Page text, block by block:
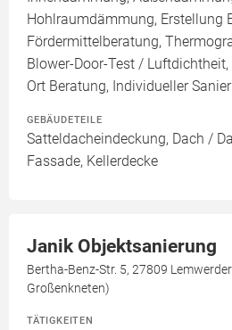
Hohlraumdämmung, Erstellung
Fördermittelberatung,
Blower-Door-Test /
Ort Beratung, Individueller
GEBÄUDETEILE
Satteldacheindeckung, Dach /
Fassade, Kellerdecke
Janik Objektsanierung
Bertha-Benz-Str. 5, 27809
Großenkneten)
TÄTIGKEITEN